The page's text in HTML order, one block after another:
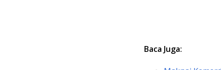
Baca Juga: